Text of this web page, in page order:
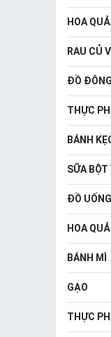
HOA
RAU CỦ
ĐỒ
THỰC
BÁNH
SỮA BỘT
ĐỒ
HOA
BÁNH MÌ
GẠO
THỰC